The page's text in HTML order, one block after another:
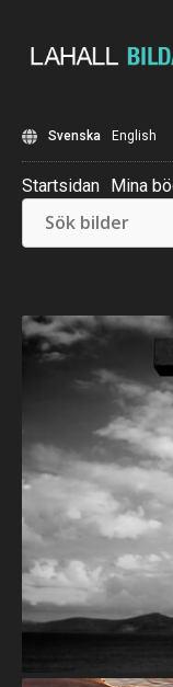
Svenska English
Startsidan Mina
Beställ: Kalender